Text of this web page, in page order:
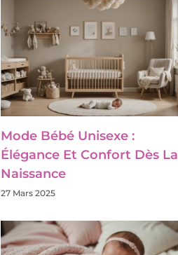
Mode Bébé Unisexe :
Élégance Et Confort Dès La
Naissance
27 Mars 2025